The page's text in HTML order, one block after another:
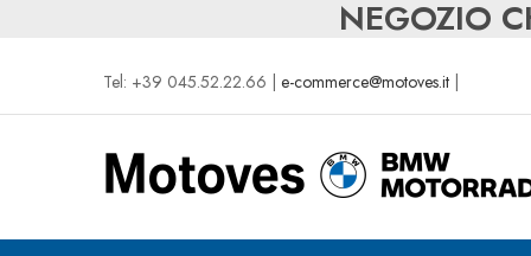
NEGOZIO
Tel: +39 045.52.22.66 | e-commerce@motoves.it